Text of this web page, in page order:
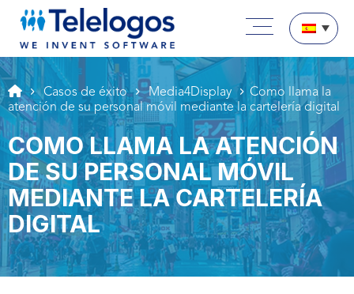
Aller au texte
Aller au menu
Pasar a contenido
Menú principal
Casos de éxito Media4Display
Como llama la
atención de su personal móvil mediante la cartelería digital
COMO LLAMA LA ATENCIÓN
DE SU PERSONAL MÓVIL
MEDIANTE LA CARTELERÍA
DIGITAL